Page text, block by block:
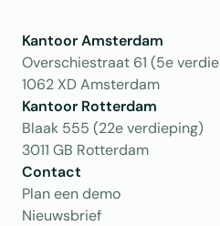
Kantoor Amsterdam
Overschiestraat 61 (5e
1062 XD Amsterdam
Kantoor Rotterdam
Blaak 555 (22e verdieping)
3011 GB Rotterdam
Contact
Plan een demo
Nieuwsbrief